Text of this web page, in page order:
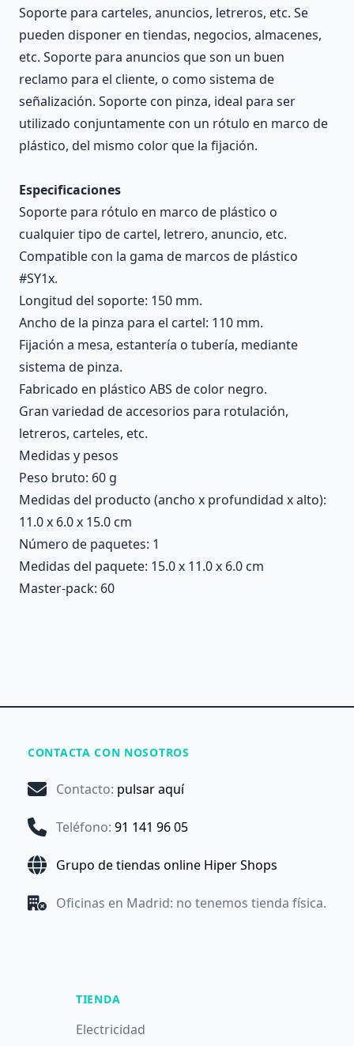
Soporte para carteles, anuncios, letreros, etc. Se
pueden disponer en tiendas, negocios, almacenes,
etc. Soporte para anuncios que son un buen
reclamo para el cliente, o como sistema de
señalización. Soporte con pinza, ideal para ser
utilizado conjuntamente con un rótulo en marco de
plástico, del mismo color que la fijación.
Especificaciones
Soporte para rótulo en marco de plástico o
cualquier tipo de cartel, letrero, anuncio, etc.
Compatible con la gama de marcos de plástico
#SY1x.
Longitud del soporte: 150 mm.
Ancho de la pinza para el cartel: 110 mm.
Fijación a mesa, estantería o tubería, mediante
sistema de pinza.
Fabricado en plástico ABS de color negro.
Gran variedad de accesorios para rotulación,
letreros, carteles, etc.
Medidas y pesos
Peso bruto: 60 g
Medidas del producto (ancho x profundidad x alto):
11.0 x 6.0 x 15.0 cm
Número de paquetes: 1
Medidas del paquete: 15.0 x 11.0 x 6.0 cm
Master-pack: 60
CONTACTA CON NOSOTROS
Contacto: pulsar aquí
Teléfono: 91 141 96 05
Grupo de tiendas online Hiper Shops
Oficinas en Madrid: no tenemos tienda física.
TIENDA
Electricidad